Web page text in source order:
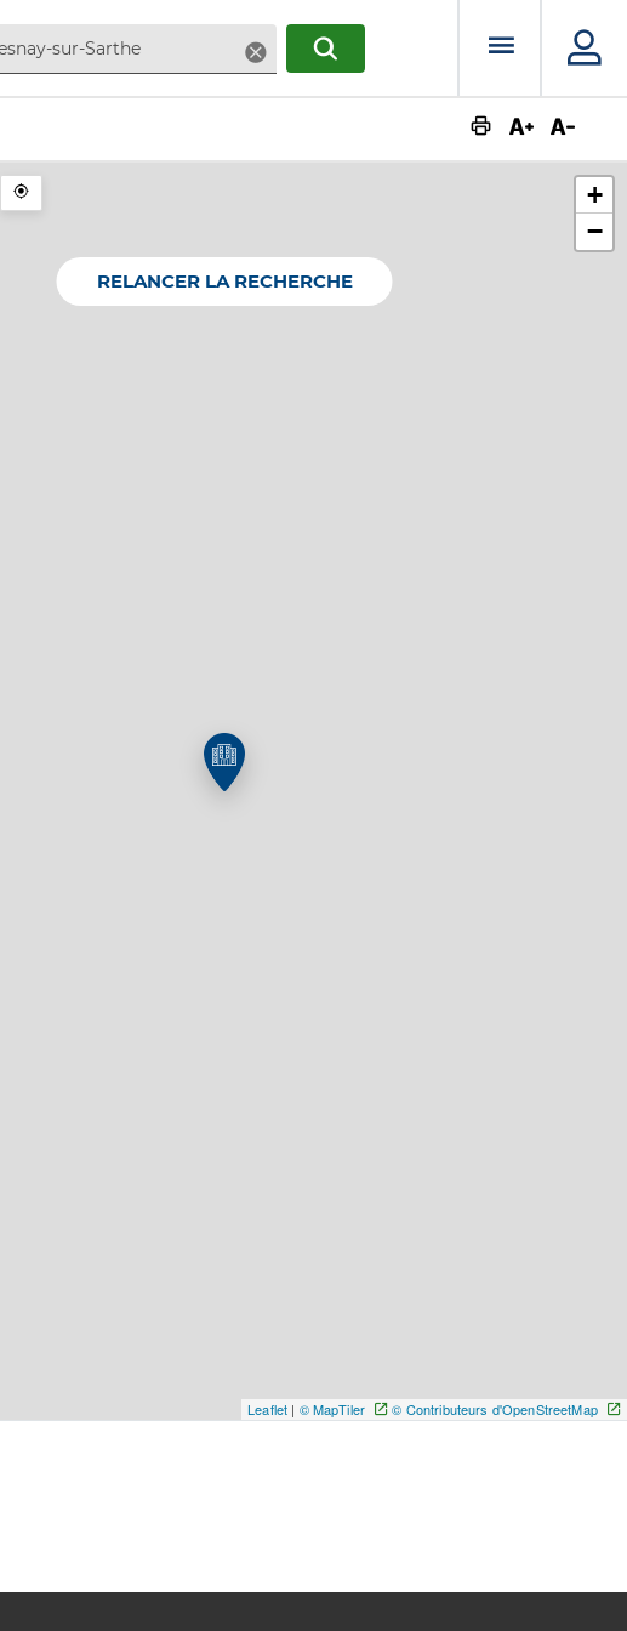
SupprimerRECHERCHERMenu
+
−
Leaflet | © MapTiler © Contributeurs d'OpenStreetMap
RELANCER LA RECHERCHE